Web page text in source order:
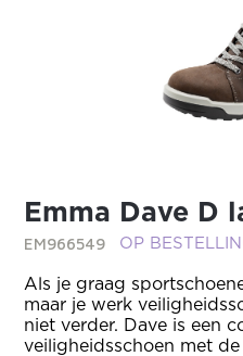
Emma Dave D
EM966549 OP
Als je graag
maar je werk
niet verder. Dave is een
veiligheidsschoen met